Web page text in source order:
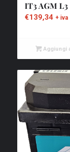
IT3 AGM
€139,34 + iva
Aggiungi